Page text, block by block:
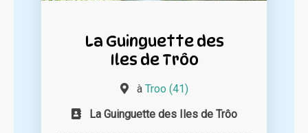
La Guinguette des
Iles de Trôo
à Troo (41)
La Guinguette des Iles de Trôo